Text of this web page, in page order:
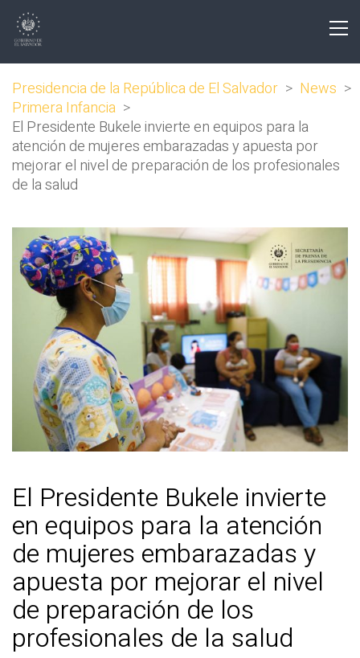
Presidencia de la República de El Salvador > News >
Primera Infancia >
El Presidente Bukele invierte en equipos para la
atención de mujeres embarazadas y apuesta por
mejorar el nivel de preparación de los profesionales
de la salud
El Presidente Bukele invierte
en equipos para la atención
de mujeres embarazadas y
apuesta por mejorar el nivel
de preparación de los
profesionales de la salud